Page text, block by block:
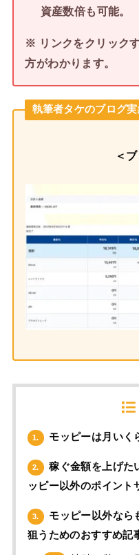
資産数倍も可能。
※ リンクをクリック
方がわかります。
執筆者タケのブログ
＜
1. モッピーは月いく
2.
稼ぐ金額を上げた
ッピー以外のポイント
3.
モッピー以外なら
狙うためのおすすめ記